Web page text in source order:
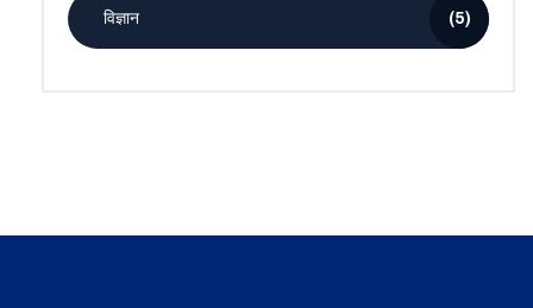
विज्ञान (5)